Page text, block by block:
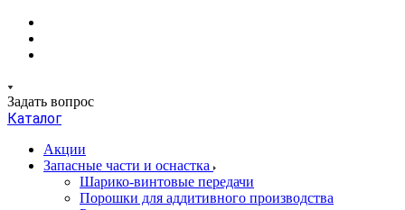
Задать вопрос
Каталог
Акции
Запасные части и оснастка
Шарико-винтовые передачи
Порошки для аддитивного производства